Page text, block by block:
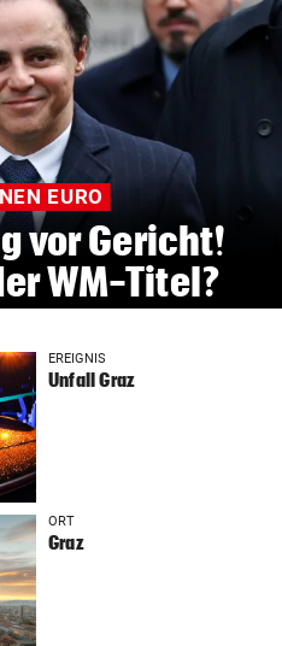
EURO
vor Gericht!
WM-Titel?
EREIGNIS
Unfall Graz
ORT
Graz